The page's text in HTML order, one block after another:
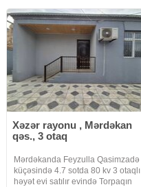
Xəzər rayonu , Mərdəkan
qəs., 3 otaq
Mərdəkanda Feyzulla Qasimzadə
küçəsində 4.7 sotda 80 kv 3 otaqlı
həyət evi satılır evində Torpaqın